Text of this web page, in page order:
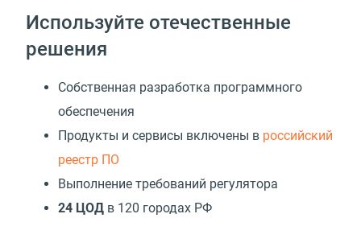
Используйте отечественные
решения
Собственная разработка программного
обеспечения
Продукты и сервисы включены в российский
реестр ПО
Выполнение требований регулятора
24 ЦОД в 120 городах РФ